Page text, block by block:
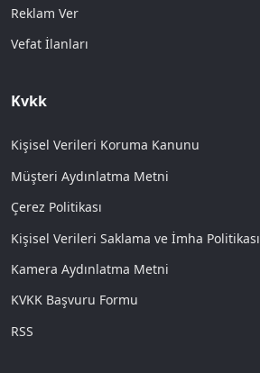
Reklam Ver
Vefat İlanları
Kvkk
Kişisel Verileri Koruma Kanunu
Müşteri Aydınlatma Metni
Çerez Politikası
Kişisel Verileri Saklama ve İmha Politikası
Kamera Aydınlatma Metni
KVKK Başvuru Formu
RSS